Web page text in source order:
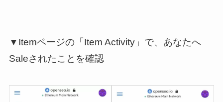
▼Itemページの「Item Activity」で、あなたへ
Saleされたことを確認